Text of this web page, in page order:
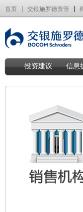
首页 交银施罗德资管
投资建议 信息